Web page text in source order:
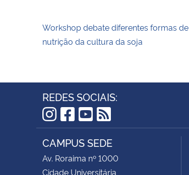
Workshop debate diferentes formas de
nutrição da cultura da soja
REDES SOCIAIS:
Instagram
Facebook
YouTube
RSS
CAMPUS SEDE
Av. Roraima nº 1000
Cidade Universitária